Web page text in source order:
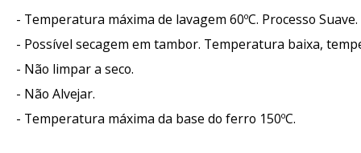
- Temperatura máxima de lavagem 60ºC. Processo Suave.
- Possível secagem em tambor. Temperatura baixa,
- Não limpar a seco.
- Não Alvejar.
- Temperatura máxima da base do ferro 150ºC.